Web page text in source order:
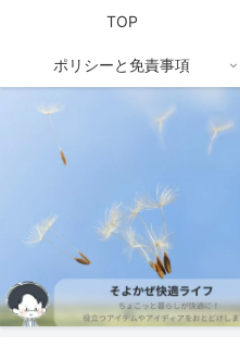
TOP
ポリシーと免責事項